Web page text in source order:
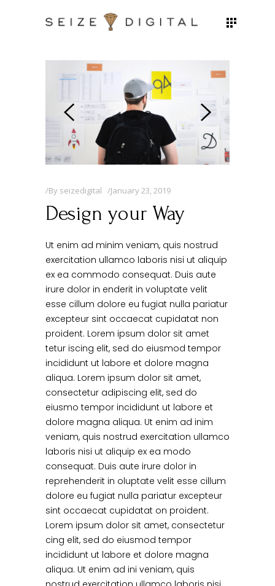
By seizedigital January 23, 2019
Design your Way
Ut enim ad minim veniam, quis nostrud
exercitation ullamco laboris nisi ut aliquip
ex ea commodo consequat. Duis aute
irure dolor in enderit in voluptate velit
esse cillum dolore eu fugiat nulla pariatur
excepteur sint occaecat cupidatat non
proident. Lorem ipsum dolor sit amet
tetur iscing elit, sed do eiusmod tempor
incididunt ut labore et dolore magna
aliqua. Lorem ipsum dolor sit amet,
consectetur adipiscing elit, sed do
eiusmo tempor incididunt ut labore et
dolore magna aliqua. Ut enim ad inim
veniam, quis nostrud exercitation ullamco
laboris nisi ut aliquip ex ea modo
consequat. Duis aute irure dolor in
reprehenderit in oluptate velit esse cillum
dolore eu fugiat nulla pariatur excepteur
sint occaecat cupidatat on proident.
Lorem ipsum dolor sit amet, consectetur
cing elit, sed do eiusmod tempor
incididunt ut labore et dolore magna
aliqua. Ut enim ad ini veniam, quis